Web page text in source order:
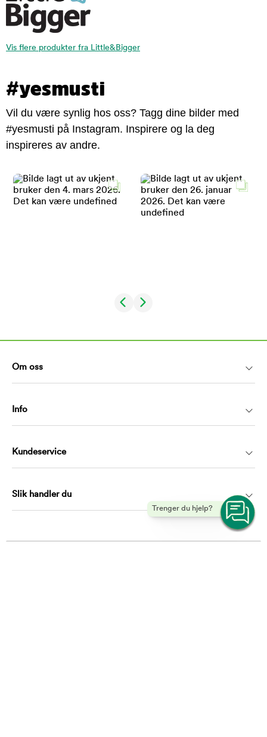
Vis flere produkter fra Little&Bigger
#yesmusti
Vil du være synlig hos oss? Tagg dine bilder med
#yesmusti på Instagram. Inspirere og la deg
inspireres av andre.
Trenger du hjelp?
Om oss
Info
Kundeservice
Slik handler du